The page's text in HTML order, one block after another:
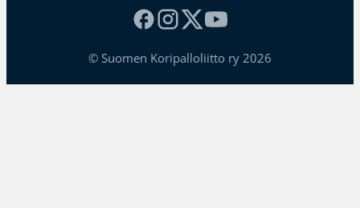
© Suomen Koripalloliitto ry 2026